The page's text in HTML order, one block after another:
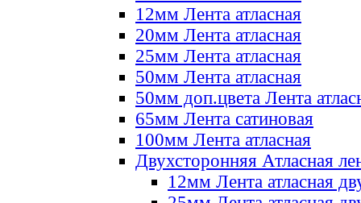
12мм Лента атласная
20мм Лента атласная
25мм Лента атласная
50мм Лента атласная
50мм доп.цвета Лента
65мм Лента сатиновая
100мм Лента атласная
Двухсторонняя Атласная
12мм Лента атласная